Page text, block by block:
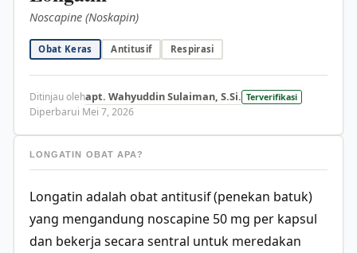
Noscapine (Noskapin)
Obat Keras Antitusif Respirasi
Ditinjau olehapt. Wahyuddin Sulaiman, S.Si. Terverifikasi
Diperbarui Mei 7, 2026
LONGATIN OBAT APA?
Longatin adalah obat antitusif (penekan batuk)
yang mengandung noscapine 50 mg per kapsul
dan bekerja secara sentral untuk meredakan